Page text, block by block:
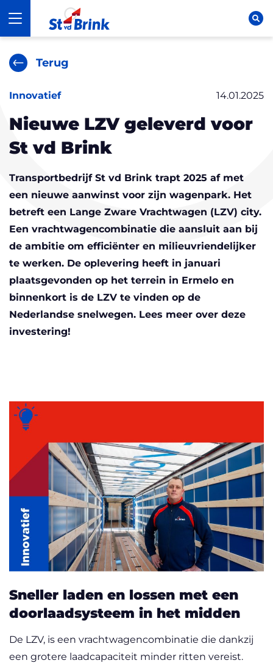
Ga naar content
Open navigatie
St vd Brink
Terug
Innovatief 14.01.2025
Nieuwe LZV geleverd voor
St vd Brink
Transportbedrijf St vd Brink trapt 2025 af met
een nieuwe aanwinst voor zijn wagenpark. Het
betreft een Lange Zware Vrachtwagen (LZV) city.
Een vrachtwagencombinatie die aansluit aan bij
de ambitie om efficiënter en milieuvriendelijker
te werken. De oplevering heeft in januari
plaatsgevonden op het terrein in Ermelo en
binnenkort is de LZV te vinden op de
Nederlandse snelwegen. Lees meer over deze
investering!
Sneller laden en lossen met een
doorlaadsysteem in het midden
De LZV, is een vrachtwagencombinatie die dankzij
een grotere laadcapaciteit minder ritten vereist.